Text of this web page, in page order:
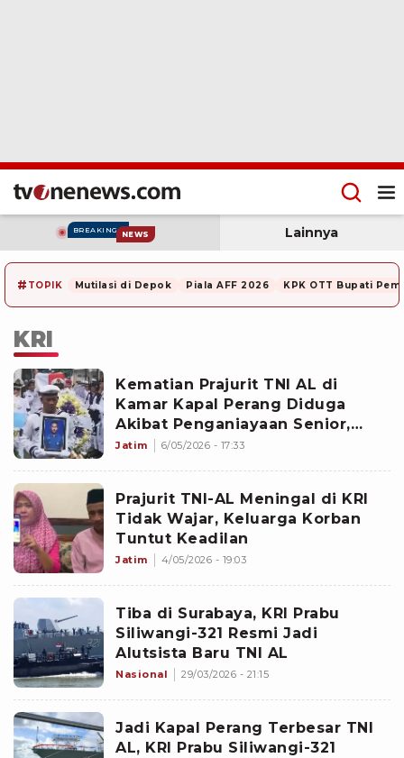
BREAKING NEWS Lainnya
# TOPIK Mutilasi di Depok Piala AFF 2026 KPK OTT Bupati
KRI
Kematian Prajurit TNI AL di
Kamar Kapal Perang Diduga
Akibat Penganiayaan Senior,
Koarmada I Buka Suara
Jatim 6/05/2026 - 17:33
Prajurit TNI-AL Meningal di KRI
Tidak Wajar, Keluarga Korban
Tuntut Keadilan
Jatim 4/05/2026 - 19:03
Tiba di Surabaya, KRI Prabu
Siliwangi-321 Resmi Jadi
Alutsista Baru TNI AL
Nasional 29/03/2026 - 21:15
Jadi Kapal Perang Terbesar TNI
AL, KRI Prabu Siliwangi-321